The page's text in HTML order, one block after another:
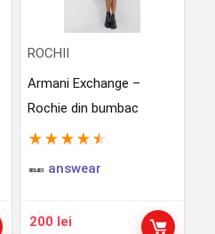
ROCHII
Armani Exchange –
Rochie din bumbac
★ ★ ★ ★ ★
answear
200 lei